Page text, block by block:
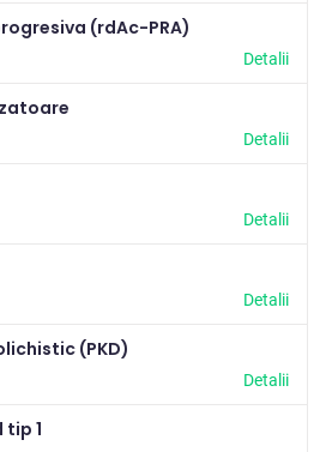
(rdAc-PRA)
Detalii
Detalii
Detalii
Detalii
(PKD)
Detalii
tip 1